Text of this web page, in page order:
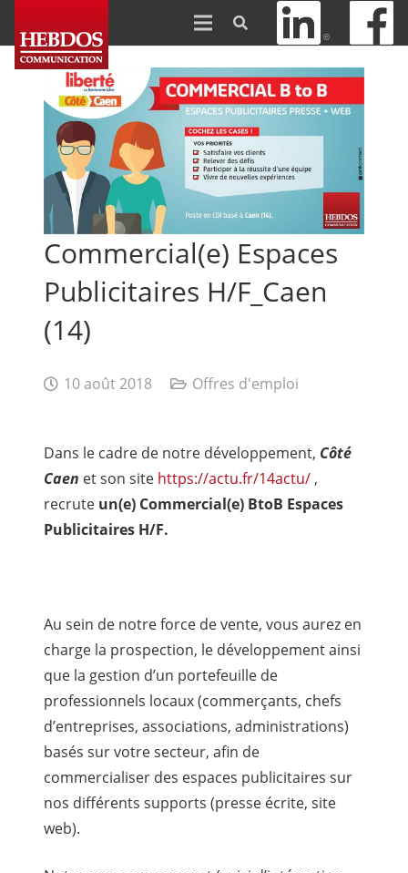
Commercial(e) Espaces
Publicitaires H/F_Caen
(14)
10 août 2018 Offres d'emploi
Dans le cadre de notre développement, Côté
Caen et son site https://actu.fr/14actu/ ,
recrute un(e) Commercial(e) BtoB Espaces
Publicitaires H/F.
Au sein de notre force de vente, vous aurez en
charge la prospection, le développement ainsi
que la gestion d’un portefeuille de
professionnels locaux (commerçants, chefs
d’entreprises, associations, administrations)
basés sur votre secteur, afin de
commercialiser des espaces publicitaires sur
nos différents supports (presse écrite, site
web).